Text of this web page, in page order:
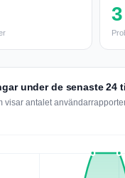
3
under de senaste 24
visar antalet